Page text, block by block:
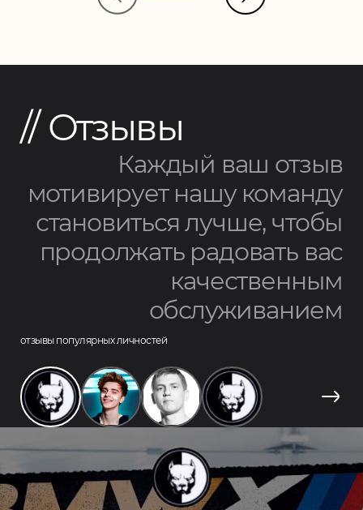
Отзывы
Каждый ваш отзыв
мотивирует нашу команду
становиться лучше, чтобы
продолжать радовать вас
качественным
обслуживанием
отзывы популярных личностей